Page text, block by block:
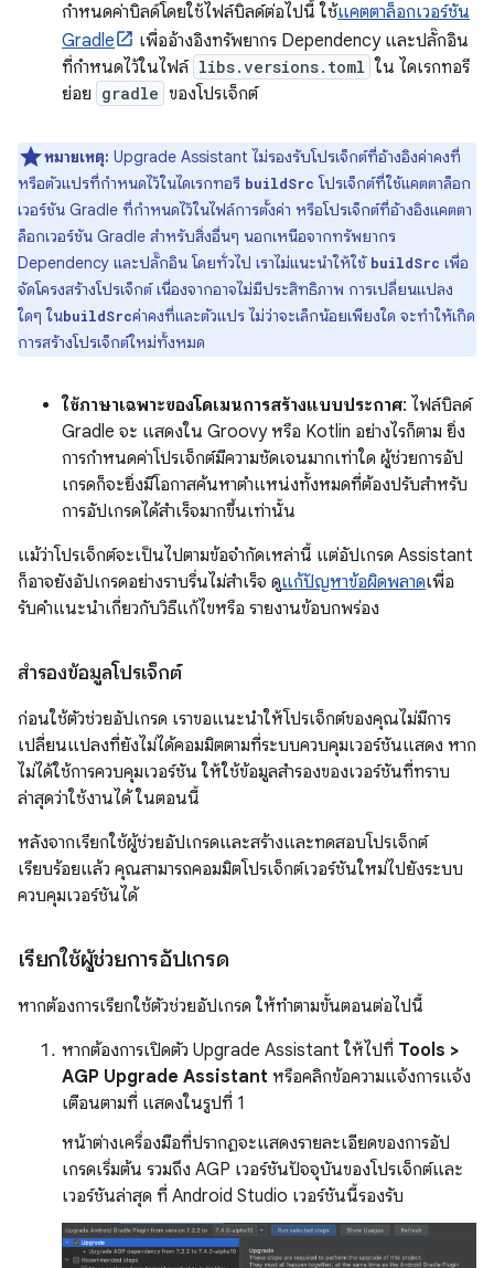
กำหนดค่าบิลด์โดยใช้ไฟล์บิลด์ต่อไปนี้ ใช้แคตตาล็อกเวอร์ชัน
Gradle
เพื่ออ้างอิงทรัพยากร Dependency และปลั๊กอิน
ที่กำหนดไว้ในไฟล์ libs.versions.toml ใน ไดเรกทอรี
ย่อย gradle ของโปรเจ็กต์
หมายเหตุ: Upgrade Assistant ไม่รองรับโปรเจ็กต์ที่อ้างอิงค่าคงที่
หรือตัวแปรที่กำหนดไว้ในไดเรกทอรี buildSrc โปรเจ็กต์ที่ใช้แคตตาล็อก
เวอร์ชัน Gradle ที่กำหนดไว้ในไฟล์การตั้งค่า หรือโปรเจ็กต์ที่อ้างอิงแคตตา
ล็อกเวอร์ชัน Gradle สำหรับสิ่งอื่นๆ นอกเหนือจากทรัพยากร
Dependency และปลั๊กอิน โดยทั่วไป เราไม่แนะนำให้ใช้ buildSrc เพื่อ
จัดโครงสร้างโปรเจ็กต์ เนื่องจากอาจไม่มีประสิทธิภาพ การเปลี่ยนแปลง
ใดๆ ในbuildSrcค่าคงที่และตัวแปร ไม่ว่าจะเล็กน้อยเพียงใด จะทําให้เกิด
การสร้างโปรเจ็กต์ใหม่ทั้งหมด
ใช้ภาษาเฉพาะของโดเมนการสร้างแบบประกาศ: ไฟล์บิลด์
Gradle จะ แสดงใน Groovy หรือ Kotlin อย่างไรก็ตาม ยิ่ง
การกำหนดค่าโปรเจ็กต์มีความชัดเจนมากเท่าใด ผู้ช่วยการอัป
เกรดก็จะยิ่งมีโอกาสค้นหาตำแหน่งทั้งหมดที่ต้องปรับสำหรับ
การอัปเกรดได้สำเร็จมากขึ้นเท่านั้น
แม้ว่าโปรเจ็กต์จะเป็นไปตามข้อจำกัดเหล่านี้ แต่อัปเกรด Assistant
ก็อาจยังอัปเกรดอย่างราบรื่นไม่สำเร็จ ดูแก้ปัญหาข้อผิดพลาดเพื่อ
รับคำแนะนำเกี่ยวกับวิธีแก้ไขหรือ รายงานข้อบกพร่อง
สำรองข้อมูลโปรเจ็กต์
ก่อนใช้ตัวช่วยอัปเกรด เราขอแนะนำให้โปรเจ็กต์ของคุณไม่มีการ
เปลี่ยนแปลงที่ยังไม่ได้คอมมิตตามที่ระบบควบคุมเวอร์ชันแสดง หาก
ไม่ได้ใช้การควบคุมเวอร์ชัน ให้ใช้ข้อมูลสำรองของเวอร์ชันที่ทราบ
ล่าสุดว่าใช้งานได้ ในตอนนี้
หลังจากเรียกใช้ผู้ช่วยอัปเกรดและสร้างและทดสอบโปรเจ็กต์
เรียบร้อยแล้ว คุณสามารถคอมมิตโปรเจ็กต์เวอร์ชันใหม่ไปยังระบบ
ควบคุมเวอร์ชันได้
เรียกใช้ผู้ช่วยการอัปเกรด
หากต้องการเรียกใช้ตัวช่วยอัปเกรด ให้ทำตามขั้นตอนต่อไปนี้
หากต้องการเปิดตัว Upgrade Assistant ให้ไปที่ Tools >
AGP Upgrade Assistant หรือคลิกข้อความแจ้งการแจ้ง
เตือนตามที่ แสดงในรูปที่ 1
หน้าต่างเครื่องมือที่ปรากฏจะแสดงรายละเอียดของการอัป
เกรดเริ่มต้น รวมถึง AGP เวอร์ชันปัจจุบันของโปรเจ็กต์และ
เวอร์ชันล่าสุด ที่ Android Studio เวอร์ชันนี้รองรับ